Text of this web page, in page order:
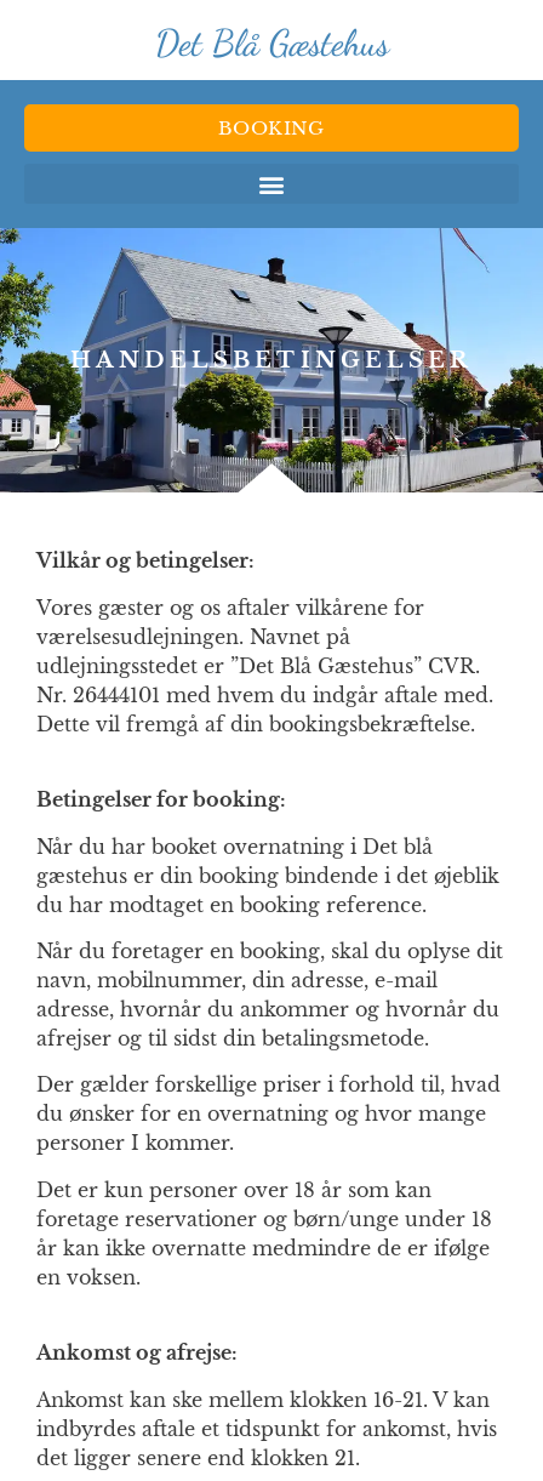
Det Blå Gæstehus
BOOKING
HANDELSBETINGELSER
Vilkår og betingelser:
Vores gæster og os aftaler vilkårene for
værelsesudlejningen. Navnet på
udlejningsstedet er ”Det Blå Gæstehus” CVR.
Nr. 26444101 med hvem du indgår aftale med.
Dette vil fremgå af din bookingsbekræftelse.
Betingelser for booking:
Når du har booket overnatning i Det blå
gæstehus er din booking bindende i det øjeblik
du har modtaget en booking reference.
Når du foretager en booking, skal du oplyse dit
navn, mobilnummer, din adresse, e-mail
adresse, hvornår du ankommer og hvornår du
afrejser og til sidst din betalingsmetode.
Der gælder forskellige priser i forhold til, hvad
du ønsker for en overnatning og hvor mange
personer I kommer.
Det er kun personer over 18 år som kan
foretage reservationer og børn/unge under 18
år kan ikke overnatte medmindre de er ifølge
en voksen.
Ankomst og afrejse:
Ankomst kan ske mellem klokken 16-21. V kan
indbyrdes aftale et tidspunkt for ankomst, hvis
det ligger senere end klokken 21.